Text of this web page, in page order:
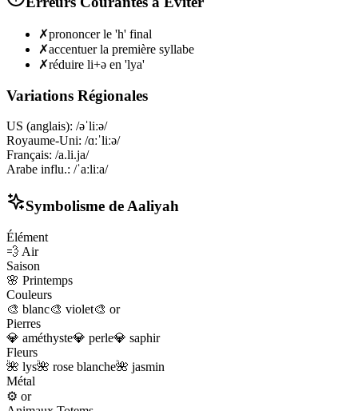
✗prononcer le 'h' final
✗accentuer la première syllabe
✗réduire li+ə en 'lya'
Variations Régionales
US (anglais): /əˈliːə/
Royaume-Uni: /ɑːˈliːə/
Français: /a.li.ja/
Arabe influ.: /ˈaːliːa/
Symbolisme de Aaliyah
Élément
💨 Air
Saison
🌸 Printemps
Couleurs
🎨 blanc🎨 violet🎨 or
Pierres
💎 améthyste💎 perle💎 saphir
Fleurs
🌺 lys🌺 rose blanche🌺 jasmin
Métal
⚙️ or